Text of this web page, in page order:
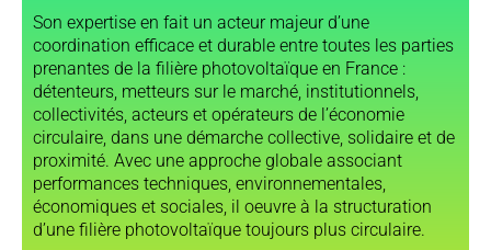
Son expertise en fait un acteur majeur d’une
coordination efficace et durable entre toutes les parties
prenantes de la filière photovoltaïque en France :
détenteurs, metteurs sur le marché, institutionnels,
collectivités, acteurs et opérateurs de l’économie
circulaire, dans une démarche collective, solidaire et de
proximité. Avec une approche globale associant
performances techniques, environnementales,
économiques et sociales, il oeuvre à la structuration
d’une filière photovoltaïque toujours plus circulaire.